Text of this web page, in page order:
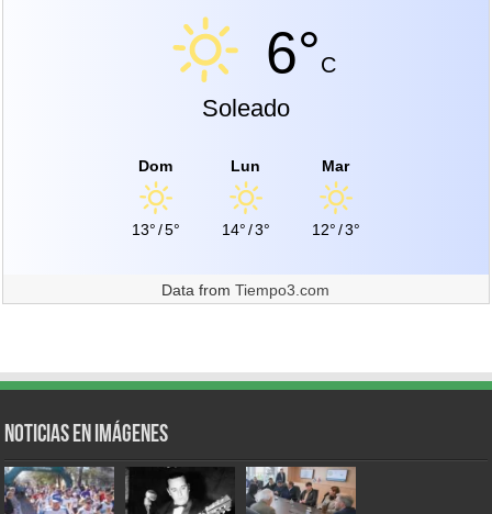
6°C
Soleado
Dom
13°/5°
Lun
14°/3°
Mar
12°/3°
Data fromTiempo3.com
Noticias en Imágenes